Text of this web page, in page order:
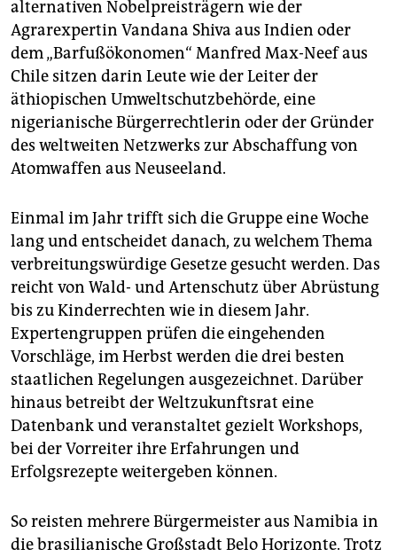
alternativen Nobelpreisträgern wie der
Agrarexpertin Vandana Shiva aus Indien oder
dem „Barfußökonomen“ Manfred Max-Neef aus
Chile sitzen darin Leute wie der Leiter der
äthiopischen Umweltschutzbehörde, eine
nigerianische Bürgerrechtlerin oder der Gründer
des weltweiten Netzwerks zur Abschaffung von
Atomwaffen aus Neuseeland.
Einmal im Jahr trifft sich die Gruppe eine Woche
lang und entscheidet danach, zu welchem Thema
verbreitungswürdige Gesetze gesucht werden. Das
reicht von Wald- und Artenschutz über Abrüstung
bis zu Kinderrechten wie in diesem Jahr.
Expertengruppen prüfen die eingehenden
Vorschläge, im Herbst werden die drei besten
staatlichen Regelungen ausgezeichnet. Darüber
hinaus betreibt der Weltzukunftsrat eine
Datenbank und veranstaltet gezielt Workshops,
bei der Vorreiter ihre Erfahrungen und
Erfolgsrezepte weitergeben können.
So reisten mehrere Bürgermeister aus Namibia in
die brasilianische Großstadt Belo Horizonte. Trotz